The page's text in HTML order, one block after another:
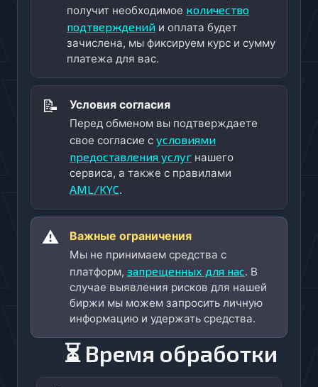
получит необходимое количество
подтверждений и оплата будет
зачислена, мы фиксируем курс и сумму
платежа для вас.
📝
Условия согласия
Перед обменом вы подтверждаете
свое согласие с условиями
предоставления услуг нашего
сервиса, а также с правилами
AML/KYC.
⚠️
Важные ограничения
Мы не принимаем средства с
платформ, запрещенных для нас. В
случае выявления рисков для нашей
биржи мы можем запросить личную
информацию и удержать средства.
⏳ Время обработки